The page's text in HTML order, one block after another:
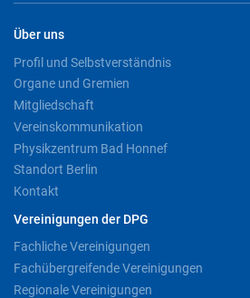
Über uns
Profil und Selbstverständnis
Organe und Gremien
Mitgliedschaft
Vereinskommunikation
Physikzentrum Bad Honnef
Standort Berlin
Kontakt
Vereinigungen der DPG
Fachliche Vereinigungen
Fachübergreifende Vereinigungen
Regionale Vereinigungen